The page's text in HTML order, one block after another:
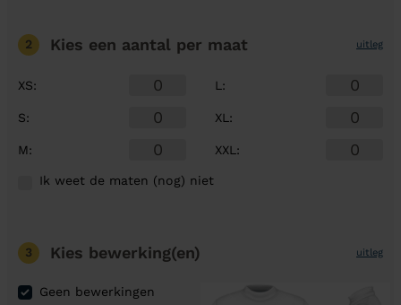
2 Kies een aantal per maat uitleg
XS:
S:
M:
L :
XL :
XXL :
Ik weet de maten (nog) niet
3 Kies bewerking(en) uitleg
Geen bewerkingen